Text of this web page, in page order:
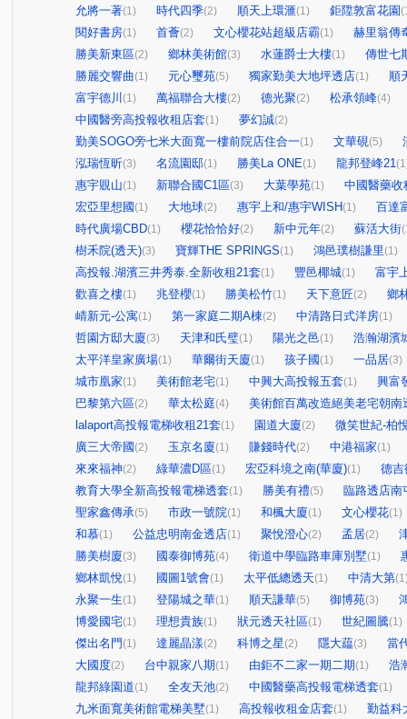
允將一著(1) 時代四季(2) 順天上環滙(1) 鉅陞敦富花園
閱好書房(1) 首薈(2) 文心櫻花站超級店霸(1)
赫里翁傳
勝美新東區(2) 鄉林美術館(3) 水蓮爵士大樓(1)
傳世七
勝麗交響曲(1) 元心璽苑(5) 獨家勤美大地坪透店(1)
順
富宇德川 (1) 萬福聯合大樓(2) 德光聚(2) 松承領峰(4)
中國醫旁高投報收租店套(1) 夢幻誠(2)
勤美SOGO旁七米大面寬一樓前院店住合一(1) 文華硯(5)
泓瑞恆昕(3) 名流園邸(1) 勝美La ONE(1) 龍邦登峰21
惠宇覞山(1) 新聯合國C1區(3) 大葉學苑(1)
中國醫藥收
宏亞里想國 (1) 大地球(2) 惠宇上和/惠宇WISH(1)
百達
時代廣場CBD(1) 櫻花恰恰好(2) 新中元年(2) 蘇活大街
樹禾院(透天)(3) 寶輝THE SPRINGS(1) 鴻邑璞樹謙里(1)
高投報.湖濱三井秀泰.全新收租21套(1) 豐邑椰城(1)
富宇
歡喜之樓(1) 兆登櫻(1) 勝美松竹(1) 天下意匠(2)
鄉
崝新元-公寓(1) 第一家庭二期A棟(2) 中清路日式洋房(1)
哲園方邸大廈(3) 天津和氏璧(1) 陽光之邑(1)
浩瀚湖濱
太平洋皇家廣場(1) 華爾街天廈(1) 孩子國 (1) 一品居(3)
城市凰家(1) 美術館老宅(1) 中興大高投報五套(1)
興富
巴黎第六區(2) 華太松庭(4)
美術館百萬改造絕美老宅朝南
lalaport高投報電梯收租21套(1) 園道大廈(2)
微笑世紀-柏
廣三大帝國 (2) 玉京名廈(1) 賺錢時代(2) 中港福家(1)
來來福神(2) 綠華濃D區(1) 宏亞科境之南(華廈)(1)
德吉
教育大學全新高投報電梯透套(1) 勝美有禮(5)
臨路透店南
聖家鑫傳承(5) 市政一號院(1) 和楓大廈(1) 文心櫻花(1)
和慕(1) 公益忠明南金透店(1) 聚悅澄心(2) 孟居(2)
勝美樹廈(3) 國泰御博苑(4) 衛道中學臨路車庫別墅(1)
鄉林凱悅(1) 國圖1號會(1) 太平低總透天(1) 中清大第
永聚一生(1) 登陽城之華(1) 順天謙華(5) 御博苑(3)
博愛國宅(1) 理想貴族(1) 狀元透天社區(1) 世紀圖騰(1)
傑出名門 (1) 達麗晶漾(2) 科博之星(2) 隱大藴(3)
當
大國度(2) 台中親家八期(1) 由鉅不二家一期二期(1)
浩
龍邦綠園道(1) 全友天池(2) 中國醫藥高投報電梯透套(1)
九米面寬美術館電梯美墅(1) 高投報收租金店套(1)
勤益科